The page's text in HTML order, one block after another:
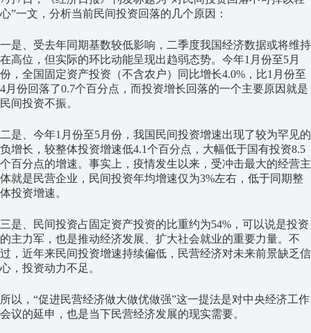
心”一文，分析当前民间投资回落的几个原因：
一是、受去年同期基数较低影响，二季度我国经济数据或将维持
在高位，但实际的环比动能呈现出趋弱态势。今年1月份至5月
份，全国固定资产投资（不含农户）同比增长4.0%，比1月份至
4月份回落了0.7个百分点，而投资增长回落的一个主要原因就是
民间投资不振。
二是、今年1月份至5月份，我国民间投资增速出现了较为罕见的
负增长，较整体投资增速低4.1个百分点，大幅低于国有投资8.5
个百分点的增速。事实上，疫情发生以来，受冲击最大的经营主
体就是民营企业，民间投资年均增速仅为3%左右，低于同期整
体投资增速。
三是、民间投资占固定资产投资的比重约为54%，可以说是投资
的主力军，也是推动经济发展、扩大社会就业的重要力量。不
过，近年来民间投资增速持续偏低，民营经济对未来前景缺乏信
心，投资动力不足。
所以，“促进民营经济做大做优做强”这一提法是对中央经济工作
会议的延申，也是当下民营经济发展的现实需要。